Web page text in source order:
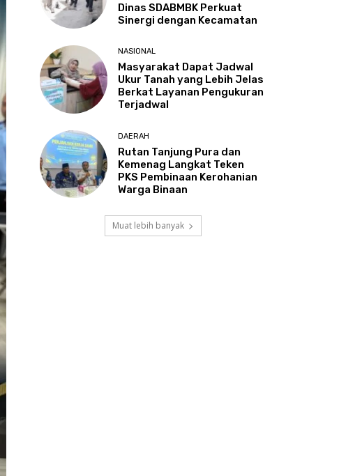
Dinas SDABMBK Perkuat
Sinergi dengan Kecamatan
NASIONAL
Masyarakat Dapat Jadwal
Ukur Tanah yang Lebih Jelas
Berkat Layanan Pengukuran
Terjadwal
DAERAH
Rutan Tanjung Pura dan
Kemenag Langkat Teken
PKS Pembinaan Kerohanian
Warga Binaan
Muat lebih banyak